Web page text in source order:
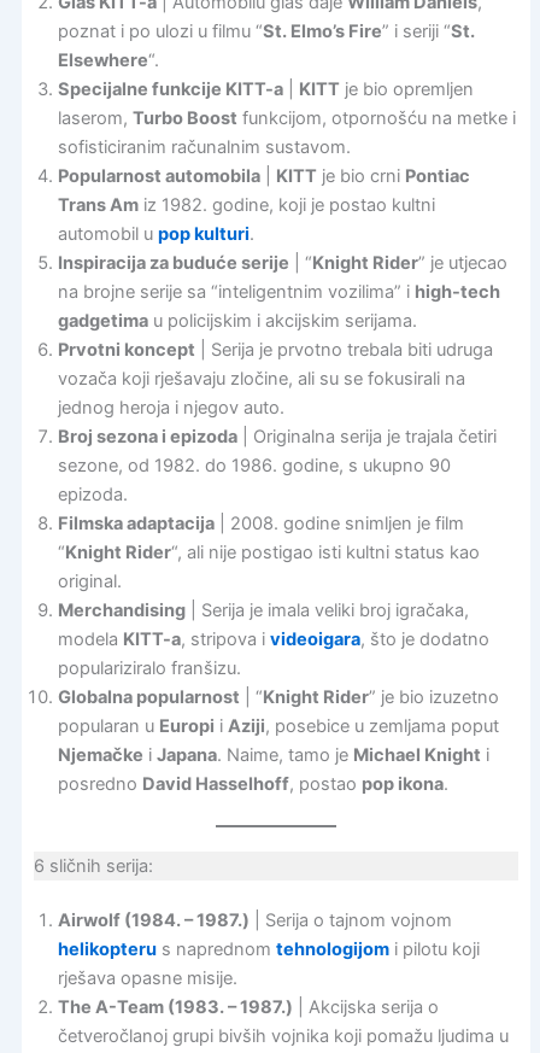
poznat i po ulozi u filmu “St. Elmo’s Fire” i seriji “St.
Elsewhere“.
Specijalne funkcije KITT-a| KITTje bio opremljen
laserom, Turbo Boost funkcijom, otpornošću na metke i
sofisticiranim računalnim sustavom.
Popularnost automobila| KITTje bio crni Pontiac
Trans Amiz 1982. godine, koji je postao kultni
automobil u pop kulturi.
Inspiracija za buduće serije | “Knight Rider” je utjecao
na brojne serije sa “inteligentnim vozilima” i high-tech
gadgetimau policijskim i akcijskim serijama.
Prvotni koncept | Serija je prvotno trebala biti udruga
vozača koji rješavaju zločine, ali su se fokusirali na
jednog heroja i njegov auto.
Broj sezona i epizoda| Originalna serija je trajala četiri
sezone, od 1982. do 1986. godine, s ukupno 90
epizoda.
Filmska adaptacija| 2008. godine snimljen je film
“Knight Rider“, ali nije postigao isti kultni status kao
original.
Merchandising| Serija je imala veliki broj igračaka,
modela KITT-a, stripova i videoigara, što je dodatno
populariziralo franšizu.
Globalna popularnost | “Knight Rider” je bio izuzetno
popularan u Europi i Aziji, posebice u zemljama poput
Njemačke i Japana. Naime, tamo je Michael Knight i
posredno David Hasselhoff, postao pop ikona.
6 sličnih serija:
Airwolf (1984. – 1987.) | Serija o tajnom vojnom
helikopterus naprednom tehnologijomi pilotu koji
rješava opasne misije.
The A-Team (1983. –1987.) | Akcijska serija o
četveročlanoj grupi bivših vojnika koji pomažu ljudima u